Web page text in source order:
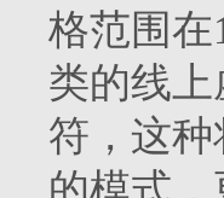
格范围在
类的线
符，这
的模式